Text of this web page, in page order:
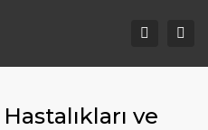
Search
ve